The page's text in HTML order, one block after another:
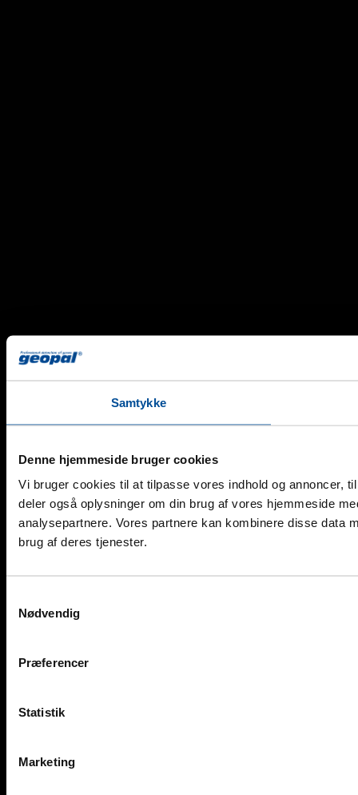
Samtykke
Denne hjemmeside bruger cookies
Vi bruger cookies til at tilpasse vores indhold og annoncer,
deler også oplysninger om din brug af vores hjemmeside
analysepartnere. Vores partnere kan kombinere disse data
brug af deres tjenester.
Nødvendig
Præferencer
Statistik
Marketing